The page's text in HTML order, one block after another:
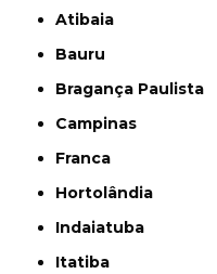
Atibaia
Bauru
Bragança Paulista
Campinas
Franca
Hortolândia
Indaiatuba
Itatiba